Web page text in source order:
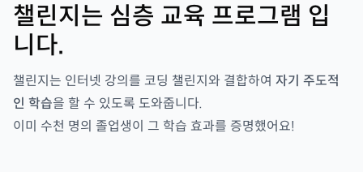
챌린지는 심층 교육 프로그램 입
니다.
챌린지는 인터넷 강의를 코딩 챌린지와 결합하여 자기 주도적
인 학습을 할 수 있도록 도와줍니다.
이미 수천 명의 졸업생이 그 학습 효과를 증명했어요!